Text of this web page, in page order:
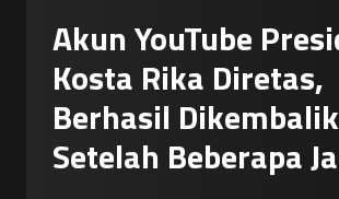
Akun YouTube
Kosta Rika Diretas,
Berhasil
Setelah Beberapa